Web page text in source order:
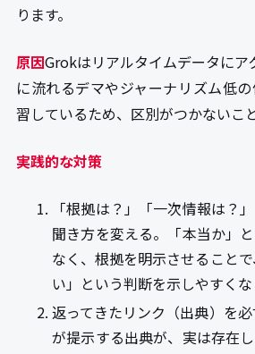
ります。
原因Grokはリアルタイムデータにア
に流れるデマやジャーナリズム低
習しているため、区別がつかないこ
実践的な対策
「根拠は？」「一次情報は？
聞き方を変える。「本当か」
なく、根拠を明示させること
い」という判断を示しやすくな
返ってきたリンク（出典）を
が提示する出典が、実は存在